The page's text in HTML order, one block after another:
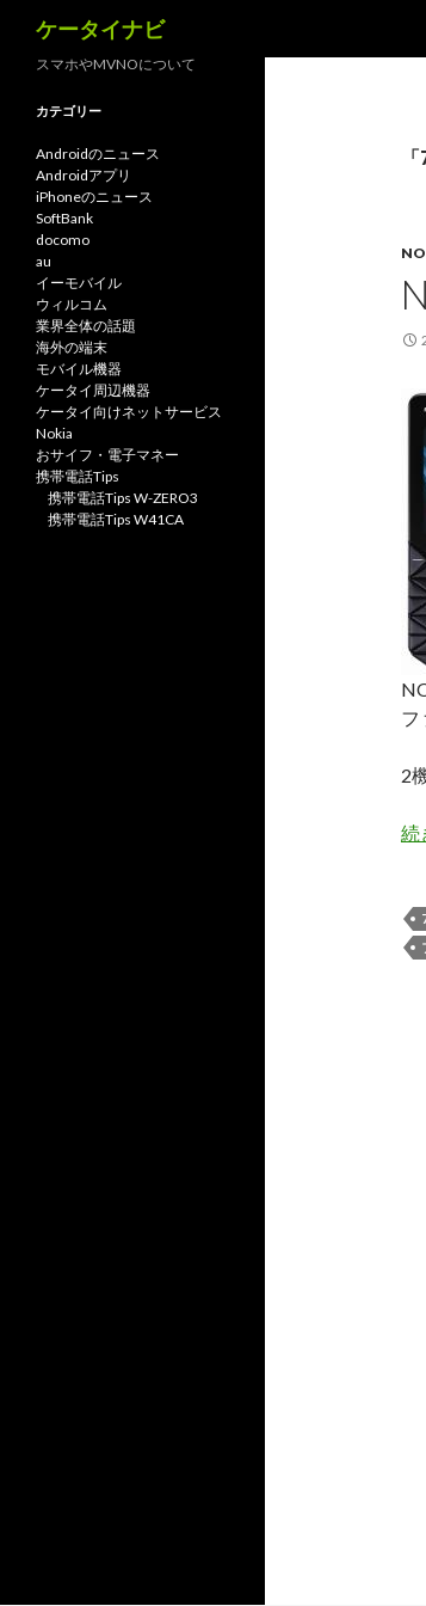
ケータイナビ
フ
2
続
スマホやMVNOについて
カテゴリー
Androidのニュース
Androidアプリ
iPhoneのニュース
SoftBank
docomo
au
イーモバイル
ウィルコム
業界全体の話題
海外の端末
モバイル機器
ケータイ周辺機器
ケータイ向けネットサービス
Nokia
おサイフ・電子マネー
携帯電話Tips
携帯電話Tips W-ZERO3
携帯電話Tips W41CA